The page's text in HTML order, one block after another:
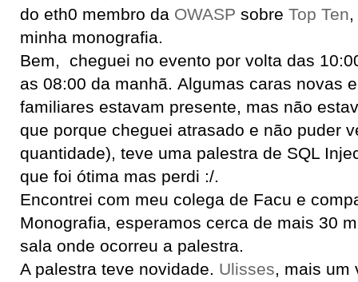
do eth0 membro da OWASP sobre Top Ten
minha monografia.
Bem, cheguei no evento por volta das
as 08:00 da manhã. Algumas caras novas
familiares estavam presente, mas não
que porque cheguei atrasado e não puder
quantidade), teve uma palestra de SQL
que foi ótima mas perdi :/.
Encontrei com meu colega de Facu e
Monografia, esperamos cerca de mais 30
sala onde ocorreu a palestra.
A palestra teve novidade. Ulisses, mais um